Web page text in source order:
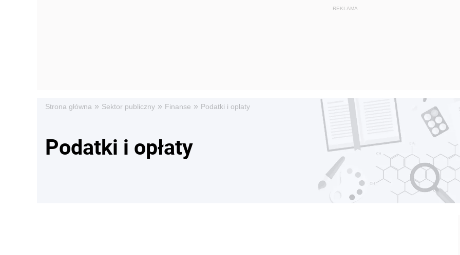
Strona główna » Sektor publiczny » Finanse » Podatki i opłaty
Podatki i opłaty